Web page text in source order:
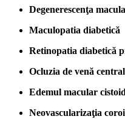
Degenerescenţa
Maculopatia diabetică
Retinopatia diabetică
Ocluzia de venă
Edemul macular cistoid
Neovascularizaţia